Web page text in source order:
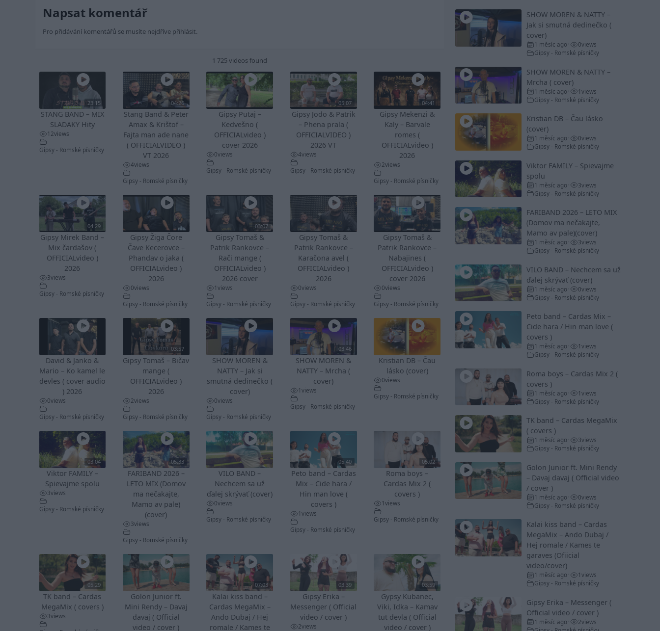
Napsat komentář
Pro přidávání komentářů se musíte nejdříve přihlásit.
1 725 videos found
23:15
STANG BAND – MIX
SLADAKY Hity
12views
Gipsy - Romské písničky
04:26
Stang Band & Peter
Amax & Krištof –
Fajta man ade nane
( OFFICIALVIDEO )
VT 2026
4views
Gipsy - Romské písničky
Gipsy Putaj –
Kedvešno (
OFFICIALvideo )
cover 2026
0views
Gipsy - Romské písničky
05:07
Gipsy Jodo & Patrik
– Phena prala (
OFFICIALVIDEO )
2026 VT
4views
Gipsy - Romské písničky
04:41
Gipsy Mekenzi &
Kaly – Barvale
romes (
OFFICIALvideo )
2026
2views
Gipsy - Romské písničky
04:29
Gipsy Mirek Band –
Mix čardašov (
OFFICIALvideo )
2026
3views
Gipsy - Romské písničky
Gipsy Žiga Čore
Čave Kecerovce –
Phandav o jaka (
OFFICIALvideo )
2026
0views
Gipsy - Romské písničky
03:07
Gipsy Tomaš &
Patrik Rankovce –
Rači mange (
OFFICIALvideo )
2026 cover
1views
Gipsy - Romské písničky
Gipsy Tomaš &
Patrik Rankovce –
Karačona avel (
OFFICIALvideo )
2026
0views
Gipsy - Romské písničky
Gipsy Tomaš &
Patrik Rankovce –
Nabajines (
OFFICIALvideo )
cover 2026
0views
Gipsy - Romské písničky
David & Janko &
Mario – Ko kamel le
devles ( cover audio
) 2026
0views
Gipsy - Romské písničky
03:57
Gipsy Tomaš – Bičav
mange (
OFFICIALvideo )
2026
2views
Gipsy - Romské písničky
SHOW MOREN &
NATTY – Jak si
smutná dedinečko (
cover)
0views
Gipsy - Romské písničky
03:46
SHOW MOREN &
NATTY – Mrcha (
cover)
1views
Gipsy - Romské písničky
Kristian DB – Čau
lásko (cover)
0views
Gipsy - Romské písničky
03:04
Viktor FAMILY –
Spievajme spolu
3views
Gipsy - Romské písničky
05:33
FARIBAND 2026 –
LETO MIX (Domov
ma nečakajte,
Mamo av pale)
(cover)
3views
Gipsy - Romské písničky
VILO BAND –
Nechcem sa už
ďalej skrývať (cover)
0views
Gipsy - Romské písničky
05:40
Peto band – Cardas
Mix – Cide hara /
Hin man love (
covers )
1views
Gipsy - Romské písničky
05:02
Roma boys –
Cardas Mix 2 (
covers )
1views
Gipsy - Romské písničky
05:29
TK band – Cardas
MegaMix ( covers )
3views
Golon Junior ft.
Mini Rendy – Davaj
davaj ( Official
video / cover )
07:03
Kalai kiss band –
Cardas MegaMix –
Ando Dubaj / Hej
romale / Kames te
03:39
Gipsy Erika –
Messenger ( Official
video / cover )
2views
03:59
Gypsy Kubanec,
Viki, Idka – Kamav
tut devla ( Official
video / cover )
SHOW MOREN & NATTY –
Jak si smutná dedinečko (
cover)
1 měsíc ago 0views
Gipsy - Romské písničky
SHOW MOREN & NATTY –
Mrcha ( cover)
1 měsíc ago 1views
Gipsy - Romské písničky
Kristian DB – Čau lásko
(cover)
1 měsíc ago 0views
Gipsy - Romské písničky
Viktor FAMILY – Spievajme
spolu
1 měsíc ago 3views
Gipsy - Romské písničky
FARIBAND 2026 – LETO MIX
(Domov ma nečakajte,
Mamo av pale)(cover)
1 měsíc ago 3views
Gipsy - Romské písničky
VILO BAND – Nechcem sa už
ďalej skrývať (cover)
1 měsíc ago 0views
Gipsy - Romské písničky
Peto band – Cardas Mix –
Cide hara / Hin man love (
covers )
1 měsíc ago 1views
Gipsy - Romské písničky
Roma boys – Cardas Mix 2 (
covers )
1 měsíc ago 1views
Gipsy - Romské písničky
TK band – Cardas MegaMix
( covers )
1 měsíc ago 3views
Gipsy - Romské písničky
Golon Junior ft. Mini Rendy
– Davaj davaj ( Official video
/ cover )
1 měsíc ago 0views
Gipsy - Romské písničky
Kalai kiss band – Cardas
MegaMix – Ando Dubaj /
Hej romale / Kames te
garaves (Ofiicial
video/cover)
1 měsíc ago 1views
Gipsy - Romské písničky
Gipsy Erika – Messenger (
Official video / cover )
1 měsíc ago 2views